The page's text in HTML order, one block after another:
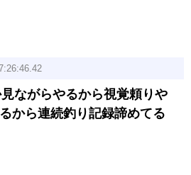
ながらやるから視覚頼りや
から連続釣り記録諦めてる